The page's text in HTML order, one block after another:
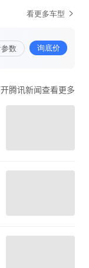
腾讯新闻查看更多